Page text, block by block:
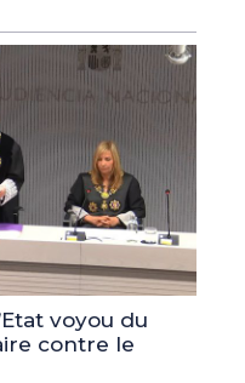
voyou du
contre le